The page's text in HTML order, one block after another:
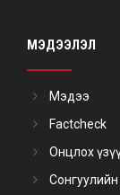
МЭДЭЭЛЭЛ
Мэдээ
Factcheck
Онцлох